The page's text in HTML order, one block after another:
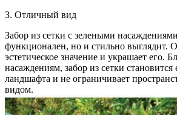
3. Отличный вид
Забор из сетки с зелеными
функционален, но и стильно выглядит.
эстетическое значение и украшает его.
насаждениям, забор из сетки становится
ландшафта и не ограничивает
видом.